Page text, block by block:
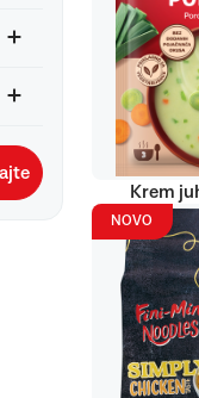
Krem
NOVO